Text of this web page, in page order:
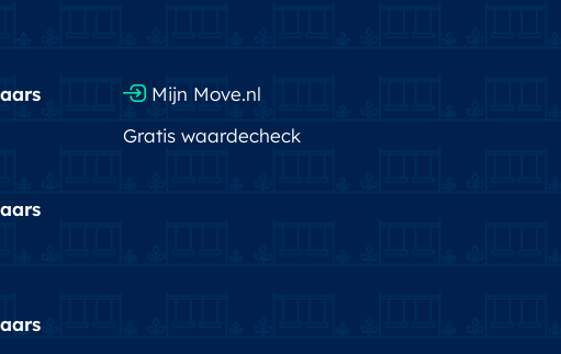
Mijn Move.nl
Gratis waardecheck